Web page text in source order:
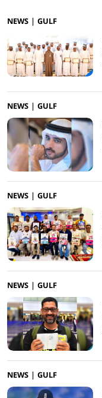
NEWS GULF
NEWS GULF
NEWS GULF
NEWS GULF
NEWS GULF